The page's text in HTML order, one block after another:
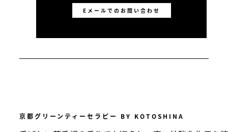
Eメールでのお問い合わせ
京都グリーンティーセラピー BY KOTOSHINA